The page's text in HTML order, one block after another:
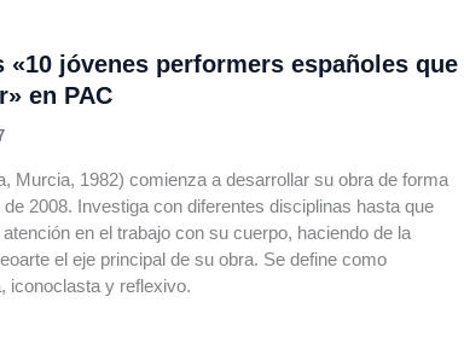
«10 jóvenes performers españoles que
en PAC
Murcia, 1982) comienza a desarrollar su obra de forma
2008. Investiga con diferentes disciplinas hasta que
en el trabajo con su cuerpo, haciendo de la
el eje principal de su obra. Se define como
iconoclasta y reflexivo.